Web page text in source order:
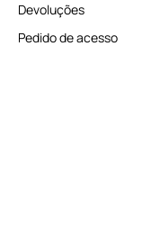
Devoluções
Pedido de acesso